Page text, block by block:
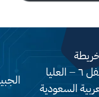
العقاريه بلازا بوابة D ليفل ٦ – العليا
السعودية